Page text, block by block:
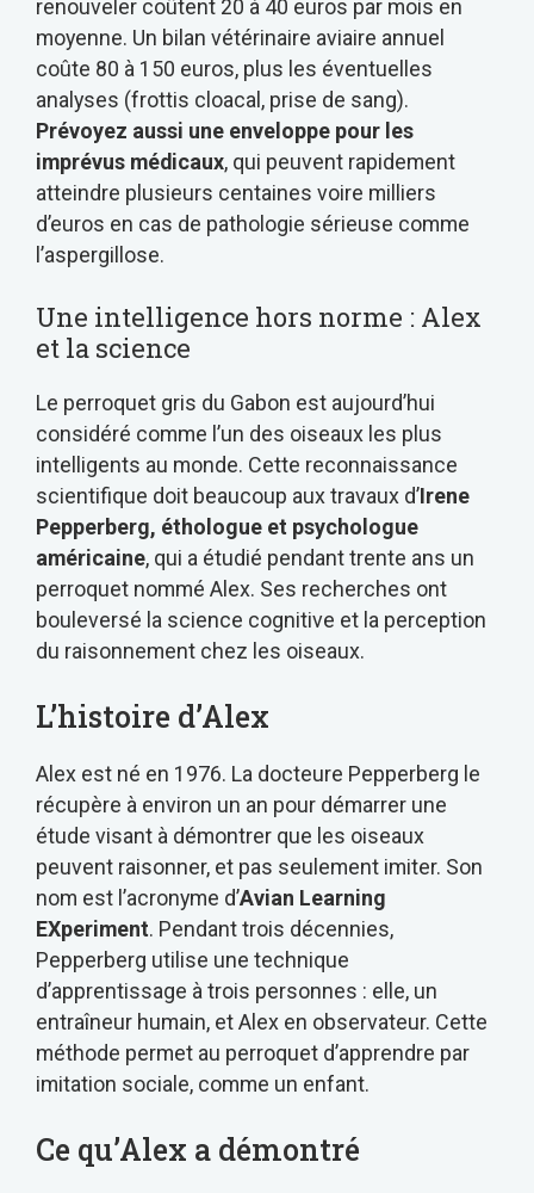
renouveler coûtent 20 à 40 euros par mois en
moyenne. Un bilan vétérinaire aviaire annuel
coûte 80 à 150 euros, plus les éventuelles
analyses (frottis cloacal, prise de sang).
Prévoyez aussi une enveloppe pour les
imprévus médicaux, qui peuvent rapidement
atteindre plusieurs centaines voire milliers
d’euros en cas de pathologie sérieuse comme
l’aspergillose.
Une intelligence hors norme : Alex
et la science
Le perroquet gris du Gabon est aujourd’hui
considéré comme l’un des oiseaux les plus
intelligents au monde. Cette reconnaissance
scientifique doit beaucoup aux travaux d’Irene
Pepperberg, éthologue et psychologue
américaine, qui a étudié pendant trente ans un
perroquet nommé Alex. Ses recherches ont
bouleversé la science cognitive et la perception
du raisonnement chez les oiseaux.
L’histoire d’Alex
Alex est né en 1976. La docteure Pepperberg le
récupère à environ un an pour démarrer une
étude visant à démontrer que les oiseaux
peuvent raisonner, et pas seulement imiter. Son
nom est l’acronyme d’Avian Learning
EXperiment. Pendant trois décennies,
Pepperberg utilise une technique
d’apprentissage à trois personnes : elle, un
entraîneur humain, et Alex en observateur. Cette
méthode permet au perroquet d’apprendre par
imitation sociale, comme un enfant.
Ce qu’Alex a démontré